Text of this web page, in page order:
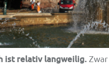
ist relativ langweilig.